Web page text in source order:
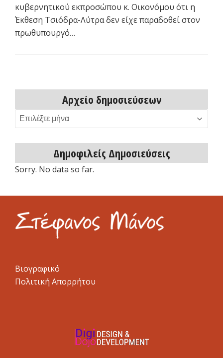
κυβερνητικού εκπροσώπου κ. Οικονόμου ότι η
Έκθεση Τσιόδρα-Λύτρα δεν είχε παραδοθεί στον
πρωθυπουργό…
Αρχείο δημοσιεύσεων
Αρχείο
δημοσιεύσεων
Δημοφιλείς Δημοσιεύσεις
Sorry. No data so far.
Βιογραφικό
Πολιτική Απορρήτου